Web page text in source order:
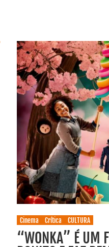
Cinema Crítica CULTURA
“WONKA” É UM